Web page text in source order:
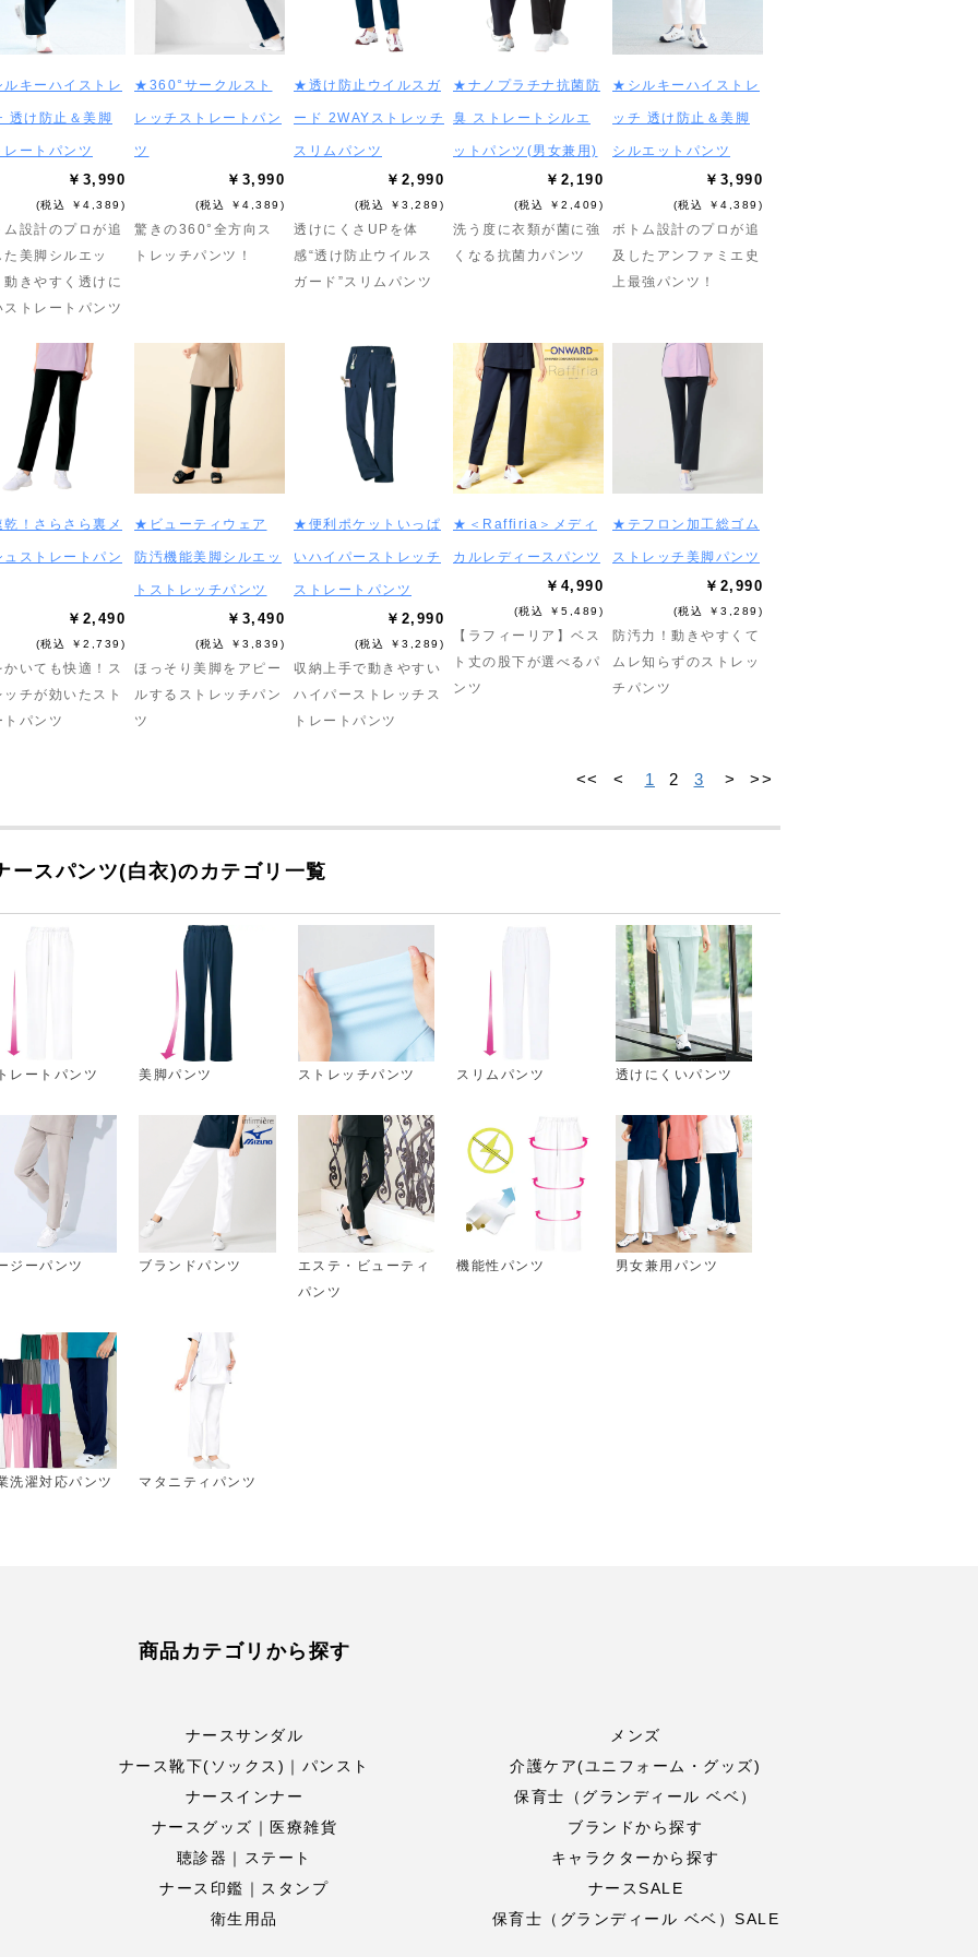
キーハイストレ
透け防止＆美脚
レートパンツ
￥3,990
(税込 ￥4,389)
ム設計のプロが追
た美脚シルエッ
動きやすく透けに
ストレートパンツ
★360°サークルスト
レッチストレートパン
ツ
￥3,990
(税込 ￥4,389)
驚きの360°全方向ス
トレッチパンツ！
★透け防止ウイルスガ
ード 2WAYストレッチ
スリムパンツ
￥2,990
(税込 ￥3,289)
透けにくさUPを体
感“透け防止ウイルス
ガード”スリムパンツ
★ナノプラチナ抗菌防
臭 ストレートシルエ
ットパンツ(男女兼用)
￥2,190
(税込 ￥2,409)
洗う度に衣類が菌に強
くなる抗菌力パンツ
★シルキーハイストレ
ッチ 透け防止＆美脚
シルエットパンツ
￥3,990
(税込 ￥4,389)
ボトム設計のプロが追
及したアンファミエ史
上最強パンツ！
！さらさら裏メ
ュストレートパン
￥2,490
(税込 ￥2,739)
かいても快適！ス
ッチが効いたスト
トパンツ
★ビューティウェア
防汚機能美脚シルエッ
トストレッチパンツ
￥3,490
(税込 ￥3,839)
ほっそり美脚をアピー
ルするストレッチパン
ツ
★便利ポケットいっぱ
いハイパーストレッチ
ストレートパンツ
￥2,990
(税込 ￥3,289)
収納上手で動きやすい
ハイパーストレッチス
トレートパンツ
★＜Raffiria＞メディ
カルレディースパンツ
￥4,990
(税込 ￥5,489)
【ラフィーリア】ベス
ト丈の股下が選べるパ
ンツ
★テフロン加工総ゴム
ストレッチ美脚パンツ
￥2,990
(税込 ￥3,289)
防汚力！動きやすくて
ムレ知らずのストレッ
チパンツ
<< < 1 2 3 > >>
ースパンツ(白衣)のカテゴリ一覧
レートパンツ 美脚パンツ ストレッチパンツ スリムパンツ 透けにくいパンツ
ジーパンツ ブランドパンツ
エステ・ビューティ
パンツ
機能性パンツ 男女兼用パンツ
洗濯対応パンツ マタニティパンツ
商品カテゴリから探す
ナースサンダル
ナース靴下(ソックス)｜パンスト
ナースインナー
ナースグッズ｜医療雑貨
聴診器｜ステート
ナース印鑑｜スタンプ
衛生用品
メンズ
介護ケア(ユニフォーム・グッズ)
保育士（グランディール ベベ）
ブランドから探す
キャラクターから探す
ナースSALE
保育士（グランディール ベベ）SALE